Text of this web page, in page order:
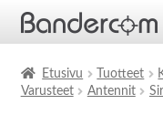
Etusivu Tuotteet
Varusteet
Antennit